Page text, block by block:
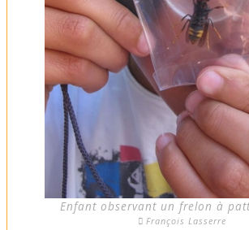
Enfant observant un frelon à
François Lasserre